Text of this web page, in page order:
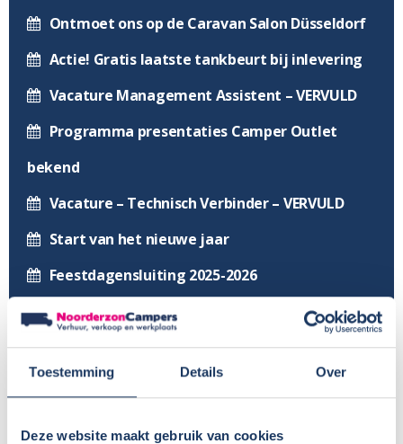
Toestemming Details Over
Deze website maakt gebruik van cookies
Ontmoet ons op de Caravan Salon Düsseldorf
Actie! Gratis laatste tankbeurt bij inlevering
Vacature Management Assistent – VERVULD
Programma presentaties Camper Outlet
bekend
Vacature – Technisch Verbinder – VERVULD
Start van het nieuwe jaar
Feestdagensluiting 2025-2026
Vacature camperwasser – VERVULD
Vacature werkplaats – VERVULD
Ga mee naar de Sunlight/Capron fabriek in